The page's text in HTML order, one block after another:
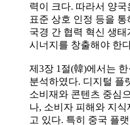
력이 크다. 따라서 양
표준 상호 인정 등을
국경 간 협력 혁신 생
시너지를 창출해야 한
제3장 1절(韓)에서는
분석하였다. 디지털 플
소비재와 콘텐츠 중심
나, 소비자 피해와 지
고 있다. 특히 중국 플